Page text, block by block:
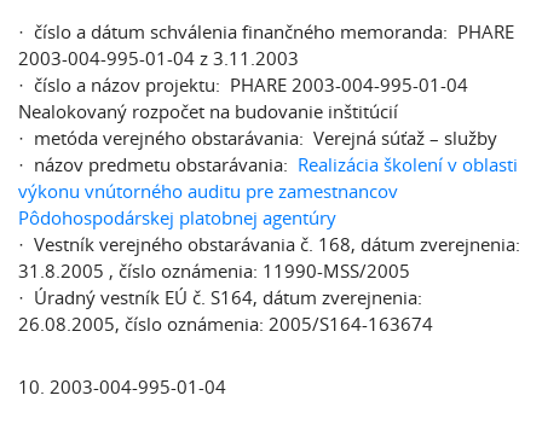
· číslo a dátum schválenia finančného memoranda: PHARE
2003-004-995-01-04 z 3.11.2003
· číslo a názov projektu: PHARE 2003-004-995-01-04
Nealokovaný rozpočet na budovanie inštitúcií
· metóda verejného obstarávania: Verejná súťaž – služby
· názov predmetu obstarávania: Realizácia školení v oblasti
výkonu vnútorného auditu pre zamestnancov
Pôdohospodárskej platobnej agentúry
· Vestník verejného obstarávania č. 168, dátum zverejnenia:
31.8.2005 , číslo oznámenia: 11990-MSS/2005
· Úradný vestník EÚ č. S164, dátum zverejnenia:
26.08.2005, číslo oznámenia: 2005/S164-163674
10. 2003-004-995-01-04